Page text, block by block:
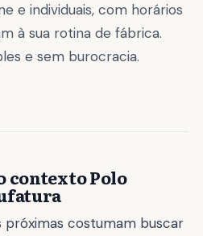
e individuais, com horários
à sua rotina de fábrica.
e sem burocracia.
contexto Polo
próximas costumam buscar